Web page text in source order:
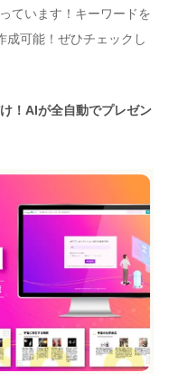
ています！キーワードを
成可能！ぜひチェックし
！AIが全自動でプレゼン